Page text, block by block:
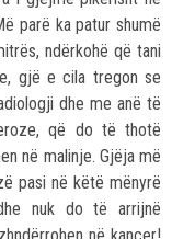
parë ka patur shumë
ndërkohë që tani
gjë e cila tregon se
dhe me anë të
që do të thotë
në malinje. Gjëja më
pasi në këtë mënyrë
nuk do të arrijnë